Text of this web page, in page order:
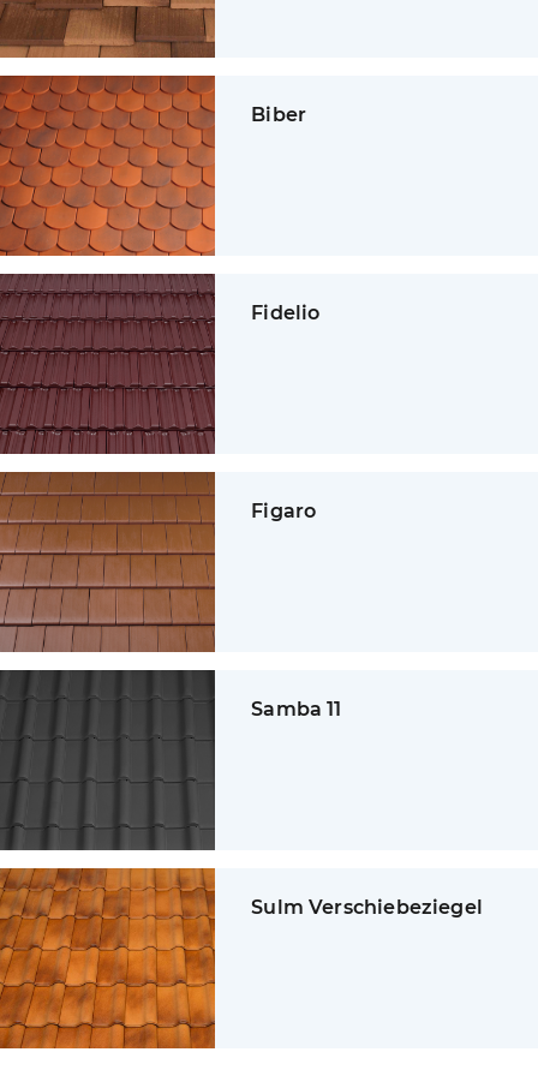
Biber
Fidelio
Figaro
Samba 11
Sulm Verschiebeziegel